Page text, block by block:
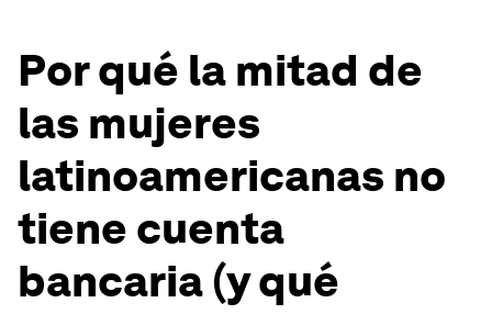
Por qué la mitad de
las mujeres
latinoamericanas no
tiene cuenta
bancaria (y qué